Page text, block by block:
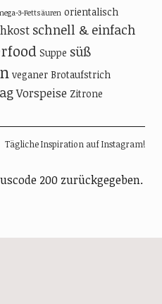
3-Fettsäuren orientalisch
schnell & einfach
Suppe süß
veganer Brotaufstrich
Vorspeise Zitrone
200 zurückgegeben.
Tägliche Inspiration auf Instagram!